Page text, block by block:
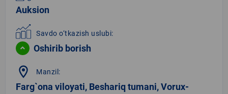
Auksion
Savdo o‘tkazish uslubi:
Oshirib borish
location_on Manzil:
Farg`ona viloyati, Beshariq tumani, Vorux-